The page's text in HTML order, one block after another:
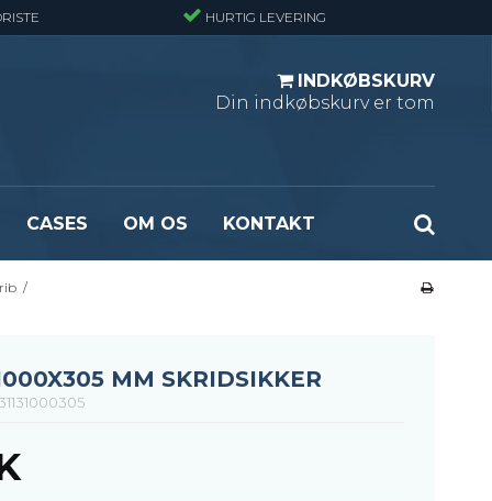
HURTIG LEVERING
INDKØBSKURV
Din indkøbskurv er tom
CASES OM OS KONTAKT
/
MM SKRIDSIKKER